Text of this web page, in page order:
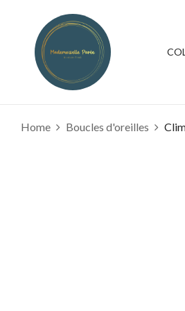
Home Boucles d'oreilles